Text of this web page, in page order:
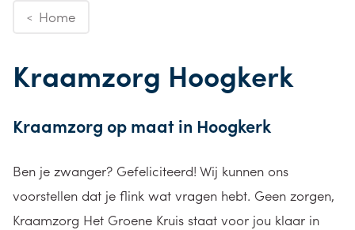
< Home
Kraamzorg Hoogkerk
Kraamzorg op maat in Hoogkerk
Ben je zwanger? Gefeliciteerd! Wij kunnen ons
voorstellen dat je flink wat vragen hebt. Geen zorgen,
Kraamzorg Het Groene Kruis staat voor jou klaar in